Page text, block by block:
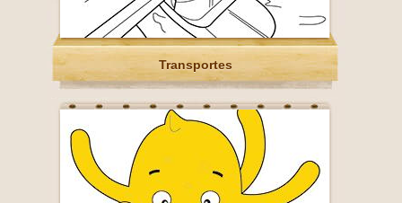
Transportes